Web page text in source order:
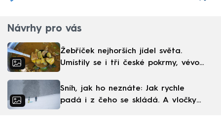
Návrhy pro vás
Žebříček nejhorších jídel světa.
Umístily se i tři české pokrmy, vévodí
Sníh, jak ho neznáte: Jak rychle
padá i z čeho se skládá. A vločky